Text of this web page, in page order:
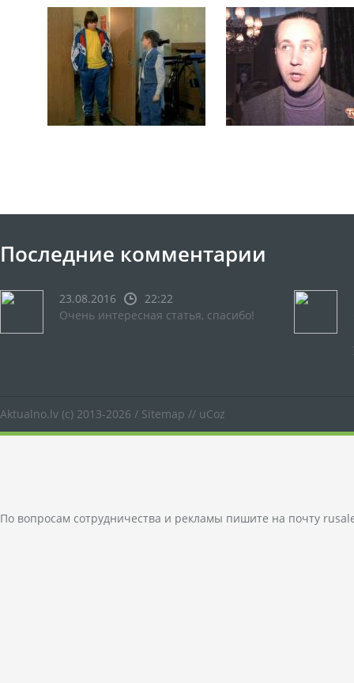
Последние комментарии
23.08.2016
22:22
Очень интересная статья, спасибо!
Aktualno.lv (c) 2013-2026 / Sitemap // uCoz
По вопросам сотрудничества и рекламы пишите на почту